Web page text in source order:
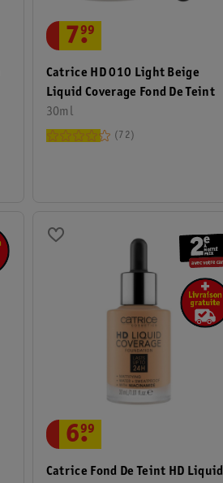
Catrice HD 010 Light Beige
Liquid Coverage Fond De Teint
30ml
7.
99
72
Catrice Fond De Teint HD Liquid
6.
99